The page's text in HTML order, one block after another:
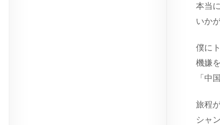
本当
いか
僕に
機嫌
「中
旅程
シャ